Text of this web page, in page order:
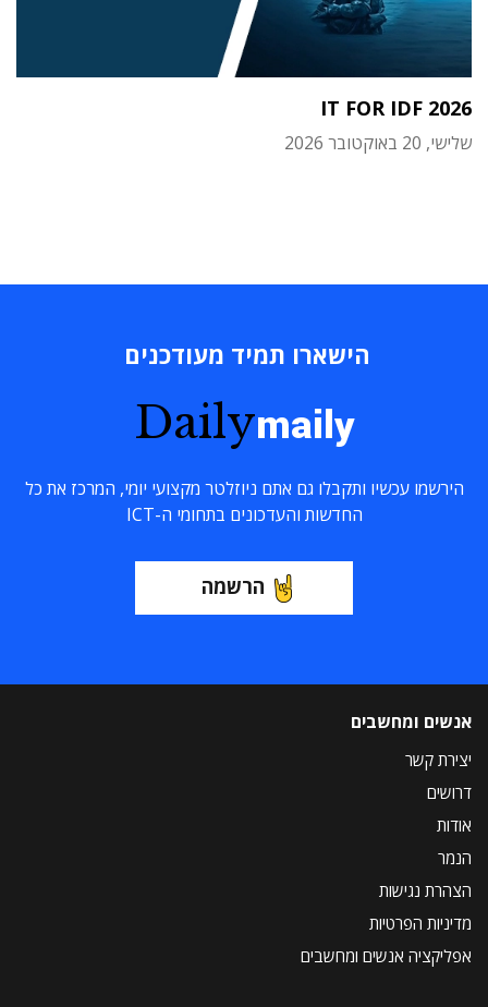
IT FOR IDF 2026
שלישי, 20 באוקטובר 2026
הישארו תמיד מעודכנים
Dailymaily
הירשמו עכשיו ותקבלו גם אתם ניוזלטר מקצועי יומי, המרכז את כל
החדשות והעדכונים בתחומי ה-ICT
הרשמה
אנשים ומחשבים
יצירת קשר
דרושים
אודות
הנמר
הצהרת נגישות
מדיניות הפרטיות
אפליקציה אנשים ומחשבים